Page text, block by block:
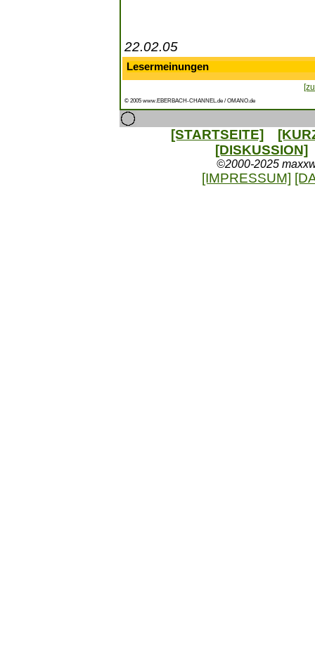
22.02.05
Lesermeinungen
© 2005 www.EBERBACH-CHANNEL.de / OMANO.de
[STARTSEITE]
[DISKUSSION]
©2000-2025
[IMPRESSUM]